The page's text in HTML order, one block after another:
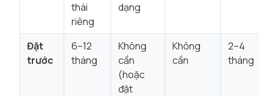
thái
riêng
dạng
Đặt
trước
6–12
tháng
Không
cần
(hoặc
đặt
Không
cần
2–4
tháng